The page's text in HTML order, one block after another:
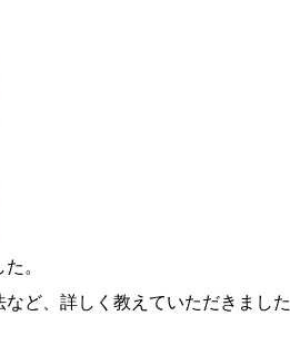
。
ど、詳しく教えていただきました